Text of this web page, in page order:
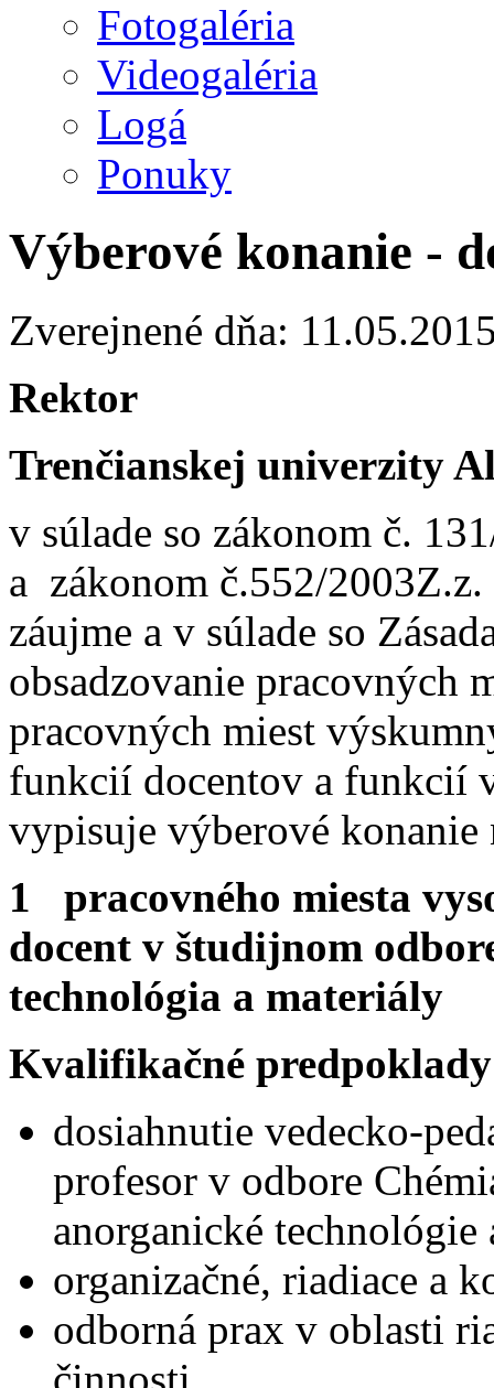
Fotogaléria
Videogaléria
Logá
Ponuky
Výberové konanie -
Zverejnené dňa:
Rektor
Trenčianskej univerzity
v súlade so zákonom č.
a zákonom č.552/
záujme a v súlade so
obsadzovanie pracovných
pracovných miest
funkcií docentov a funkcií
vypisuje výberové konanie
1 pracovného miesta
docent v študijnom
technológia a materiály
Kvalifikačné
dosiahnutie vedecko-
profesor v odbore
anorganické technológie
organizačné, riadiace a
odborná prax v oblasti
činnosti,